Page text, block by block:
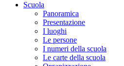
Scuola
Panoramica
Presentazione
I luoghi
Le persone
I numeri della scuola
Le carte della scuola